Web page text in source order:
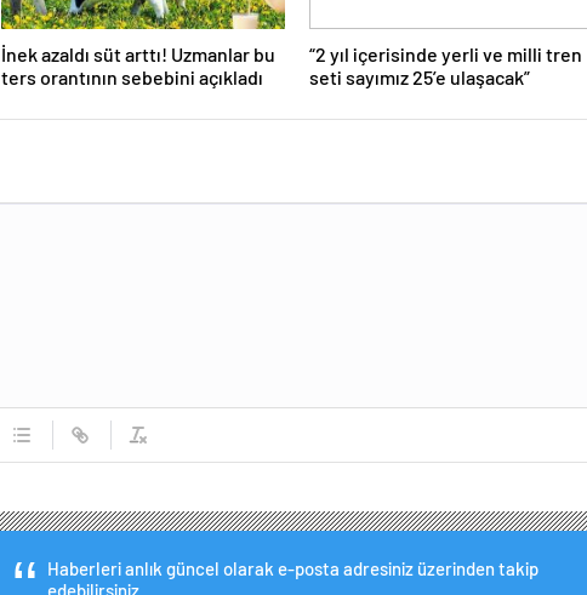
İnek azaldı süt arttı! Uzmanlar bu
ters orantının sebebini açıkladı
“2 yıl içerisinde yerli ve milli tren
seti sayımız 25’e ulaşacak”
Haberleri anlık güncel olarak e-posta adresiniz üzerinden takip
edebilirsiniz.